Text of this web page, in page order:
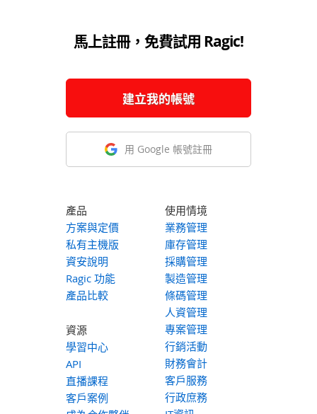
馬上註冊，免費試用 Ragic!
建立我的帳號
用 Google 帳號註冊
產品
方案與定價
私有主機版
資安說明
Ragic 功能
產品比較
資源
學習中心
API
直播課程
客戶案例
使用情境
業務管理
庫存管理
採購管理
製造管理
條碼管理
人資管理
專案管理
行銷活動
財務會計
客戶服務
行政庶務